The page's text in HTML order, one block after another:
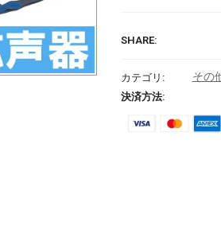
SHARE:
カテゴリ: その
決済方法: